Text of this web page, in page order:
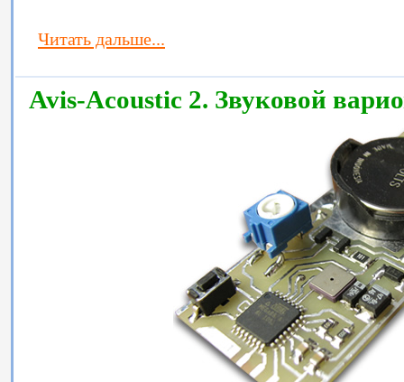
Читать дальше...
Avis-Acoustic 2. Звуковой